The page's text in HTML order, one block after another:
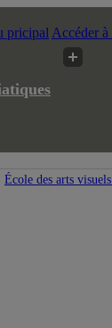
pricipal Accéder
École des arts